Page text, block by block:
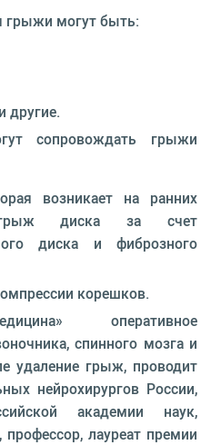
грыжи могут быть:
другие.
сопровождать грыжи
возникает на ранних
грыж диска за счет
диска и фиброзного
корешков.
оперативное
спинного мозга и
удаление грыж, проводит
нейрохирургов России,
академии наук,
лауреат премии